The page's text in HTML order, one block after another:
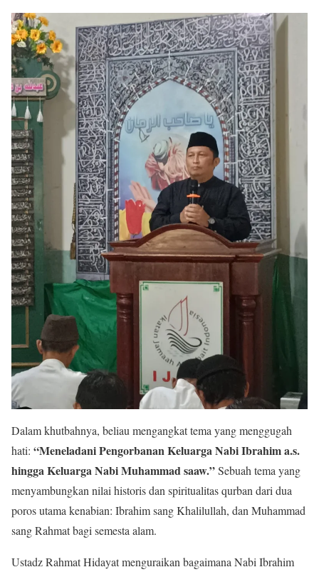
Dalam khutbahnya, beliau mengangkat tema yang menggugah
hati: “Meneladani Pengorbanan Keluarga Nabi Ibrahim a.s.
hingga Keluarga Nabi Muhammad saaw.”Sebuah tema yang
menyambungkan nilai historis dan spiritualitas qurban dari dua
poros utama kenabian: Ibrahim sang Khalilullah, dan Muhammad
sang Rahmat bagi semesta alam.
Ustadz Rahmat Hidayat menguraikan bagaimana Nabi Ibrahim